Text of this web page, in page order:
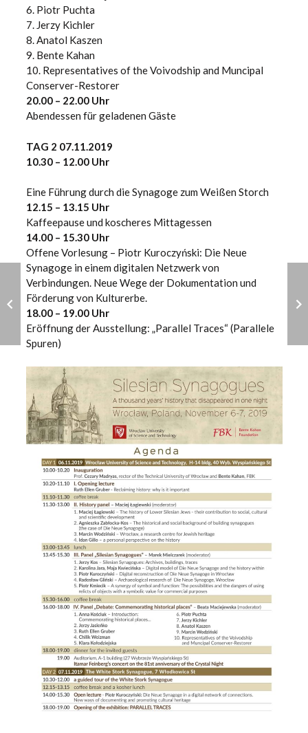
6. Piotr Puchta
7. Jerzy Kichler
8. Anatol Kaszen
9. Bente Kahan
10. Representatives of the Voivodship and Muncipal
Conserver-Restorer
20.00 – 22.00 Uhr
Abendessen für geladenen Gäste
TAG 2 07.11.2019
10.30 – 12.00 Uhr
Eine Führung durch die Synagoge zum Weißen Storch
12.15 – 13.15 Uhr
Kaffeepause und koscheres Mittagessen
14.00 – 15.30 Uhr
Offene Vorlesung – Piotr Kuroczyński: Die Neue
Synagoge in einem digitalen Netzwerk von
Verbindungen. Neue Wege der Dokumentation und
Förderung von Kulturerbe.
18.00 – 19.00 Uhr
Eröffnung der Ausstellung: „Parallel Traces“ (Parallele
Spuren)